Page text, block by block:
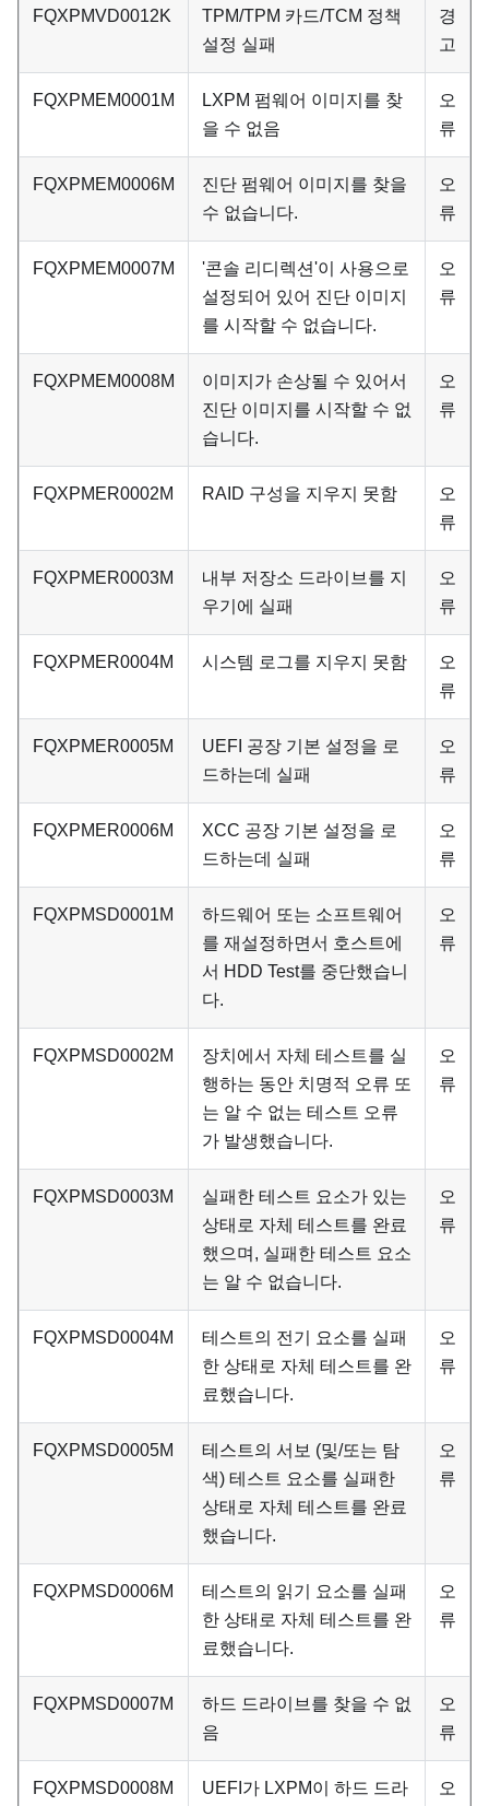
FQXPMVD0012K
TPM/TPM 카드/TCM 정책
설정 실패
경
고
FQXPMEM0001M
LXPM 펌웨어 이미지를 찾
을 수 없음
오
류
FQXPMEM0006M
진단 펌웨어 이미지를 찾을
수 없습니다.
오
류
FQXPMEM0007M
'콘솔 리디렉션'이 사용으로
설정되어 있어 진단 이미지
를 시작할 수 없습니다.
오
류
FQXPMEM0008M
이미지가 손상될 수 있어서
진단 이미지를 시작할 수 없
습니다.
오
류
FQXPMER0002M RAID 구성을 지우지 못함
오
류
FQXPMER0003M
내부 저장소 드라이브를 지
우기에 실패
오
류
FQXPMER0004M 시스템 로그를 지우지 못함
오
류
FQXPMER0005M
UEFI 공장 기본 설정을 로
드하는데 실패
오
류
FQXPMER0006M
XCC 공장 기본 설정을 로
드하는데 실패
오
류
FQXPMSD0001M
하드웨어 또는 소프트웨어
를 재설정하면서 호스트에
서 HDD Test를 중단했습니
다.
오
류
FQXPMSD0002M
장치에서 자체 테스트를 실
행하는 동안 치명적 오류 또
는 알 수 없는 테스트 오류
가 발생했습니다.
오
류
FQXPMSD0003M
실패한 테스트 요소가 있는
상태로 자체 테스트를 완료
했으며, 실패한 테스트 요소
는 알 수 없습니다.
오
류
FQXPMSD0004M
테스트의 전기 요소를 실패
한 상태로 자체 테스트를 완
료했습니다.
오
류
FQXPMSD0005M
테스트의 서보 (및/또는 탐
색) 테스트 요소를 실패한
상태로 자체 테스트를 완료
했습니다.
오
류
FQXPMSD0006M
테스트의 읽기 요소를 실패
한 상태로 자체 테스트를 완
료했습니다.
오
류
FQXPMSD0007M
하드 드라이브를 찾을 수 없
음
오
류
FQXPMSD0008M
UEFI가 LXPM이 하드 드라
오